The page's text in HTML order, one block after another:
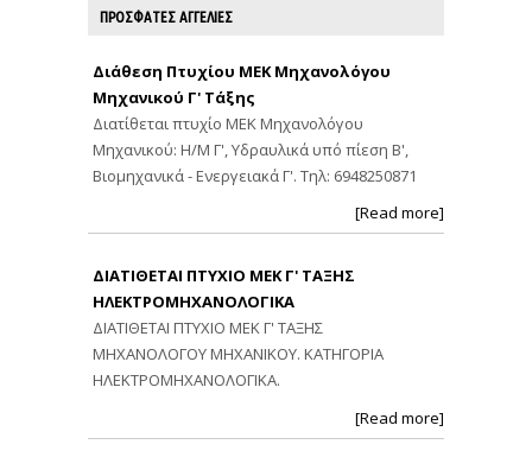
ΠΡΟΣΦΑΤΕΣ ΑΓΓΕΛΙΕΣ
Διάθεση Πτυχίου ΜΕΚ Μηχανολόγου
Μηχανικού Γ' Τάξης
Διατίθεται πτυχίο ΜΕΚ Μηχανολόγου
Μηχανικού: Η/Μ Γ', Υδραυλικά υπό πίεση Β',
Βιομηχανικά - Ενεργειακά Γ'. Τηλ: 6948250871
[Read more]
ΔΙΑΤΙΘΕΤΑΙ ΠΤΥΧΙΟ ΜΕΚ Γ' ΤΑΞΗΣ
ΗΛΕΚΤΡΟΜΗΧΑΝΟΛΟΓΙΚΑ
ΔΙΑΤΙΘΕΤΑΙ ΠΤΥΧΙΟ ΜΕΚ Γ' ΤΑΞΗΣ
ΜΗΧΑΝΟΛΟΓΟΥ ΜΗΧΑΝΙΚΟΥ. ΚΑΤΗΓΟΡΙΑ
ΗΛΕΚΤΡΟΜΗΧΑΝΟΛΟΓΙΚΑ.
[Read more]